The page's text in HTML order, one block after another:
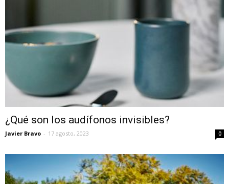
¿Qué son los audífonos invisibles?
Javier Bravo - 17 agosto, 2023 0